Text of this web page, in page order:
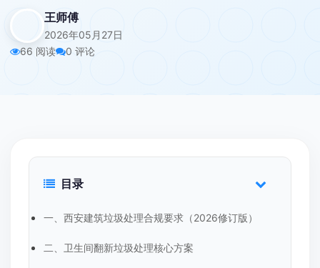
王师傅
2026年05月27日
66 阅读
0 评论
目录
一、西安建筑垃圾处理合规要求（2026修订版）
二、卫生间翻新垃圾处理核心方案